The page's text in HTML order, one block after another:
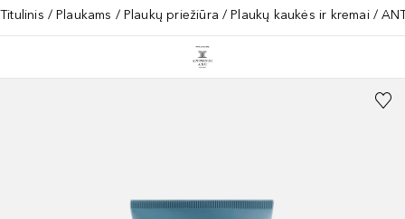
Titulinis Plaukams Plaukų priežiūra Plaukų kaukės ir kremai